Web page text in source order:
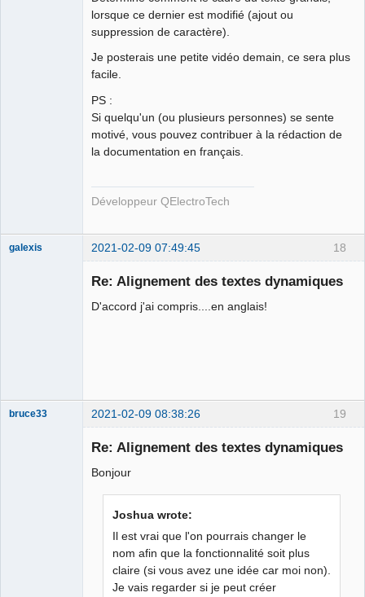
lorsque ce dernier est modifié (ajout ou
suppression de caractère).
Je posterais une petite vidéo demain, ce sera plus
facile.
PS :
Si quelqu'un (ou plusieurs personnes) se sente
motivé, vous pouvez contribuer à la rédaction de
la documentation en français.
Développeur QElectroTech
18
galexis 2021-02-09 07:49:45
Re: Alignement des textes dynamiques
D'accord j'ai compris....en anglais!
19
bruce33 2021-02-09 08:38:26
Re: Alignement des textes dynamiques
Bonjour
Joshua wrote:
Il est vrai que l'on pourrais changer le
nom afin que la fonctionnalité soit plus
claire (si vous avez une idée car moi non).
Je vais regarder si je peut créer